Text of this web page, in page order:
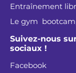
Entraînement
Le gym
Suivez-nous
sociaux !
Facebook